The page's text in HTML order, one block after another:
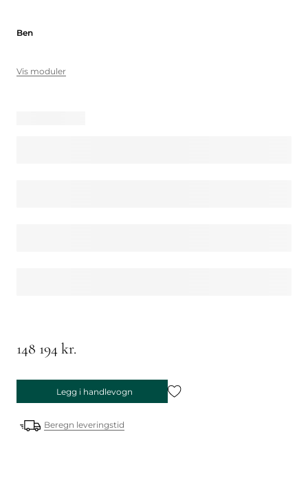
Ben
Vis moduler
148 194 kr.
Legg i handlevogn
Beregn leveringstid